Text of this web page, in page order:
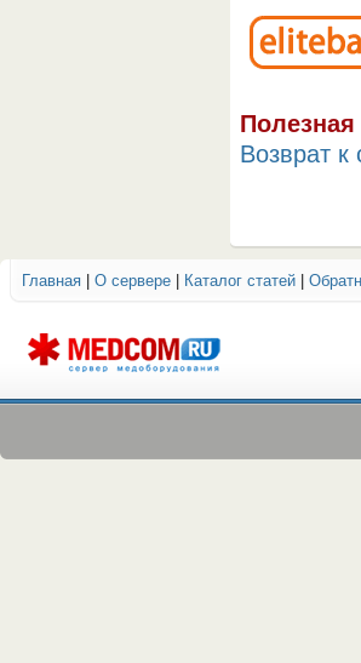
ОБОРУДОВАНИЯ МЕДКОМ
Возврат к
Главная О сервере Каталог статей